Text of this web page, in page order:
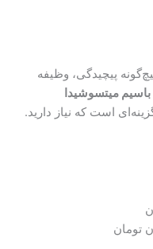
پیچیدگی، وظیفه
باسیم میتسوشیدا
است که نیاز دارید.